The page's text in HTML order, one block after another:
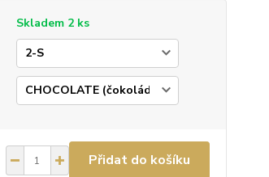
Skladem 2 ks
Přidat do košíku